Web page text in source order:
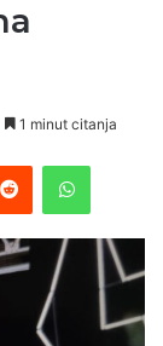
1 minut citanja
Reddit